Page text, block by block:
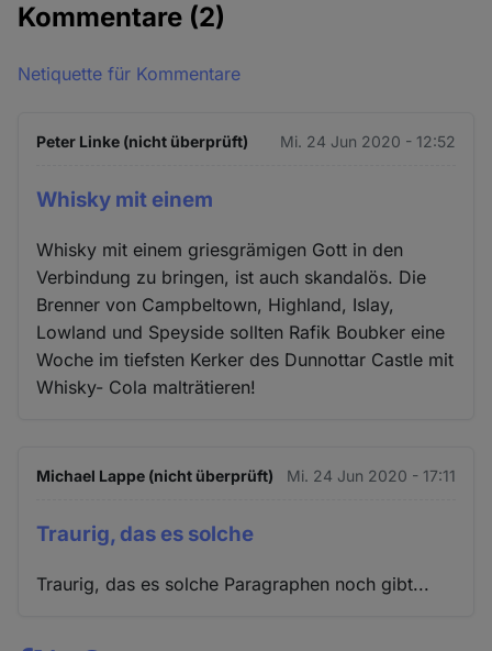
Kommentare (2)
Netiquette für Kommentare
Peter Linke (nicht überprüft) Mi. 24 Jun 2020 - 12:52
Whisky mit einem
Whisky mit einem griesgrämigen Gott in den
Verbindung zu bringen, ist auch skandalös. Die
Brenner von Campbeltown, Highland, Islay,
Lowland und Speyside sollten Rafik Boubker eine
Woche im tiefsten Kerker des Dunnottar Castle mit
Whisky- Cola malträtieren!
Michael Lappe (nicht überprüft) Mi. 24 Jun 2020 - 17:11
Traurig, das es solche
Traurig, das es solche Paragraphen noch gibt...